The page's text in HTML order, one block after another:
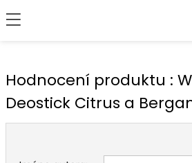
Hodnocení produktu :
Deostick Citrus a